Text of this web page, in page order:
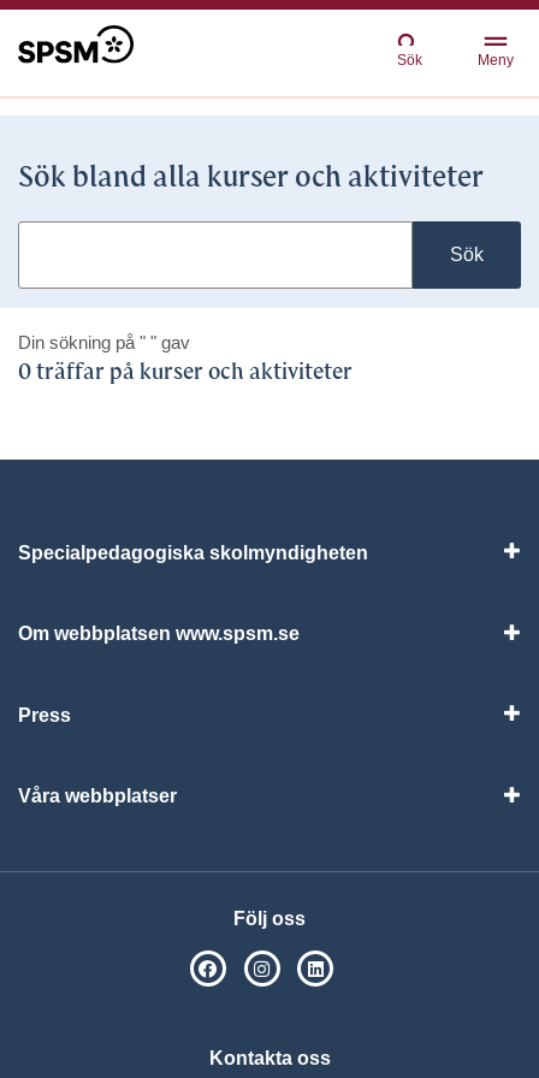
Sök Meny
Sök bland alla kurser och aktiviteter
Sök
Din sökning på " " gav
0 träffar på kurser och aktiviteter
Specialpedagogiska skolmyndigheten
Om webbplatsen www.spsm.se
Press
Våra webbplatser
Följ oss
SPSM på Facebook
SPSM på Instagram
Kontakta oss